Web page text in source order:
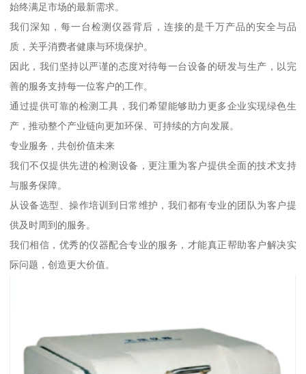
始终满足市场的最新需求。
我们深知，每一台检测仪器背后，连接的是千万产品的安全与品
质，关乎消费者健康与环境保护。
因此，我们坚持以严谨的态度对待每一台设备的研发与生产，以完
善的服务支持每一位客户的工作。
通过提供可靠的检测工具，我们希望能够助力更多企业实现绿色生
产，推动整个产业链向更加环保、可持续的方向发展。
专业服务，共创价值未来
我们不仅提供先进的检测设备，更注重为客户提供全面的技术支持
与服务保障。
从设备选型、操作培训到日常维护，我们都有专业的团队为客户提
供及时周到的服务。
我们相信，优秀的仪器配合专业的服务，才能真正帮助客户解决实
际问题，创造更大价值。